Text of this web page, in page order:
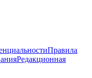
Правила
Редакционная